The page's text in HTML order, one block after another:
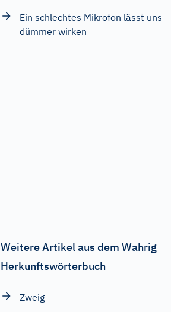
Ein schlechtes Mikrofon lässt uns
dümmer wirken
Weitere Artikel aus dem Wahrig
Herkunftswörterbuch
Zweig